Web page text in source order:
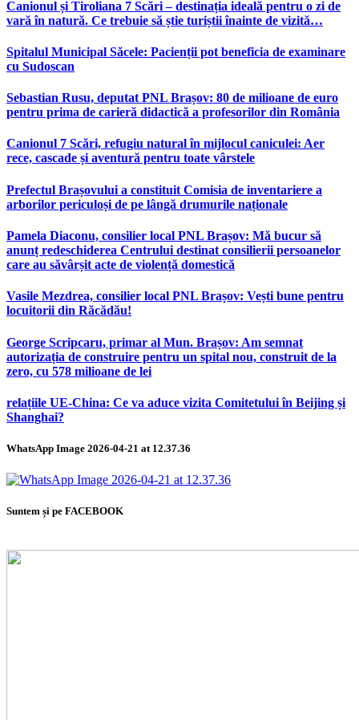
Canionul și Tiroliana 7 Scări – destinația ideală pentru o zi de
vară în natură. Ce trebuie să știe turiștii înainte de vizită…
Spitalul Municipal Săcele: Pacienții pot beneficia de examinare
cu Sudoscan
Sebastian Rusu, deputat PNL Brașov: 80 de milioane de euro
pentru prima de carieră didactică a profesorilor din România
Canionul 7 Scări, refugiu natural în mijlocul caniculei: Aer
rece, cascade și aventură pentru toate vârstele
Prefectul Brașovului a constituit Comisia de inventariere a
arborilor periculoși de pe lângă drumurile naționale
Pamela Diaconu, consilier local PNL Brașov: Mă bucur să
anunț redeschiderea Centrului destinat consilierii persoanelor
care au săvârșit acte de violență domestică
Vasile Mezdrea, consilier local PNL Brașov: Vești bune pentru
locuitorii din Răcădău!
George Scripcaru, primar al Mun. Brașov: Am semnat
autorizația de construire pentru un spital nou, construit de la
zero, cu 578 milioane de lei
relațiile UE-China: Ce va aduce vizita Comitetului în Beijing și
Shanghai?
WhatsApp Image 2026-04-21 at 12.37.36
Suntem și pe FACEBOOK